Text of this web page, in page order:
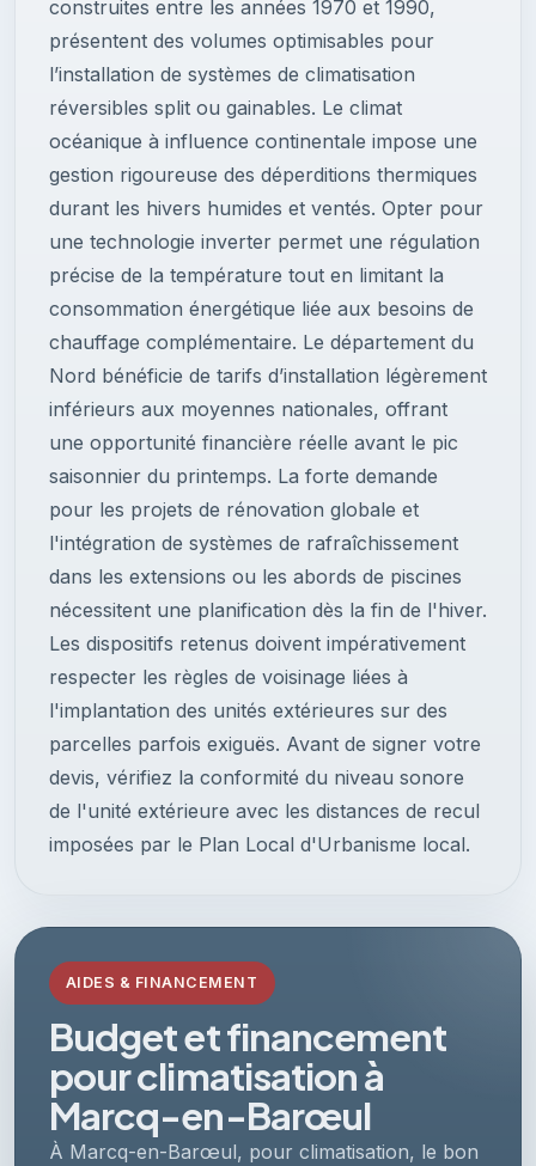
construites entre les années 1970 et 1990,
présentent des volumes optimisables pour
l’installation de systèmes de climatisation
réversibles split ou gainables. Le climat
océanique à influence continentale impose une
gestion rigoureuse des déperditions thermiques
durant les hivers humides et ventés. Opter pour
une technologie inverter permet une régulation
précise de la température tout en limitant la
consommation énergétique liée aux besoins de
chauffage complémentaire. Le département du
Nord bénéficie de tarifs d’installation légèrement
inférieurs aux moyennes nationales, offrant
une opportunité financière réelle avant le pic
saisonnier du printemps. La forte demande
pour les projets de rénovation globale et
l'intégration de systèmes de rafraîchissement
dans les extensions ou les abords de piscines
nécessitent une planification dès la fin de l'hiver.
Les dispositifs retenus doivent impérativement
respecter les règles de voisinage liées à
l'implantation des unités extérieures sur des
parcelles parfois exiguës. Avant de signer votre
devis, vérifiez la conformité du niveau sonore
de l'unité extérieure avec les distances de recul
imposées par le Plan Local d'Urbanisme local.
AIDES & FINANCEMENT
Budget et financement
pour climatisation à
Marcq-en-Barœul
À Marcq-en-Barœul, pour climatisation, le bon